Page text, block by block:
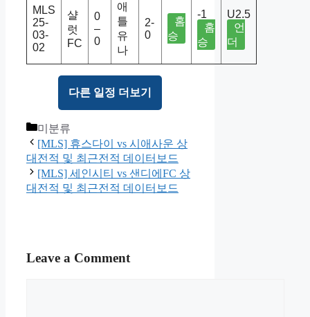
MLS
25-
03-
02
샬
럿
FC
0
–
0
애
틀
유
나
2-
0
홈
승
-1
홈
승
U2.5
언
더
다른 일정 더보기
Categories
미분류
[MLS] 휴스다이 vs 시애사운 상
대전적 및 최근전적 데이터보드
[MLS] 세인시티 vs 샌디에FC 상
대전적 및 최근전적 데이터보드
Leave a Comment